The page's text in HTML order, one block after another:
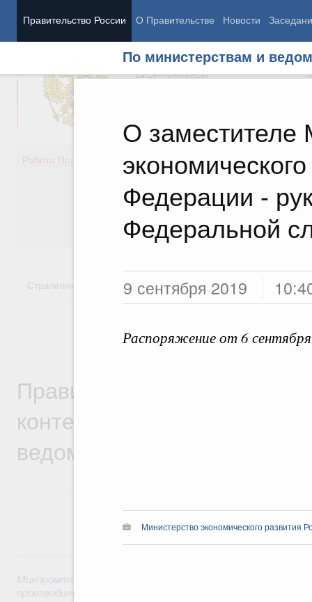
Правительство России О Правительстве Новости
По министерствам и
О заместителе
Федерации -
Федеральной
9 сентября 2019
Распоряжение от 6
Министерство экономического развития
Председатель Правительства
Вице-премьеры
Работа Правительства
Демография
Здоровье
Культура
Государство
Стратегии Государственные программы
Правительственная
контексте работы
ведомств
Минпромторг России
производительности труда и поддержки занятости